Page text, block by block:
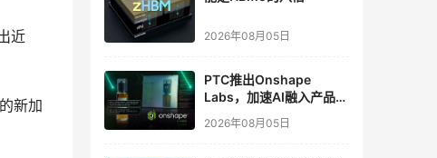
近
新加
2026年08月05日
PTC推出Onshape
Labs，加速AI融入产品开
发流程
2026年08月05日